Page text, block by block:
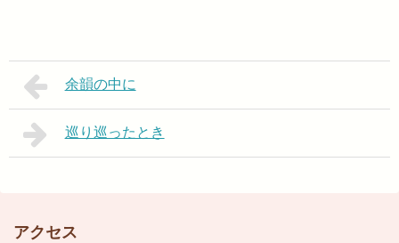
余韻の中に
巡り巡ったとき
アクセス